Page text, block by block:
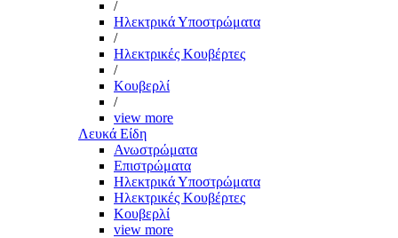
/
Ηλεκτρικά Υποστρώματα
/
Ηλεκτρικές Κουβέρτες
/
Κουβερλί
/
view more
Λευκά Είδη
Ανωστρώματα
Επιστρώματα
Ηλεκτρικά Υποστρώματα
Ηλεκτρικές Κουβέρτες
Κουβερλί
view more